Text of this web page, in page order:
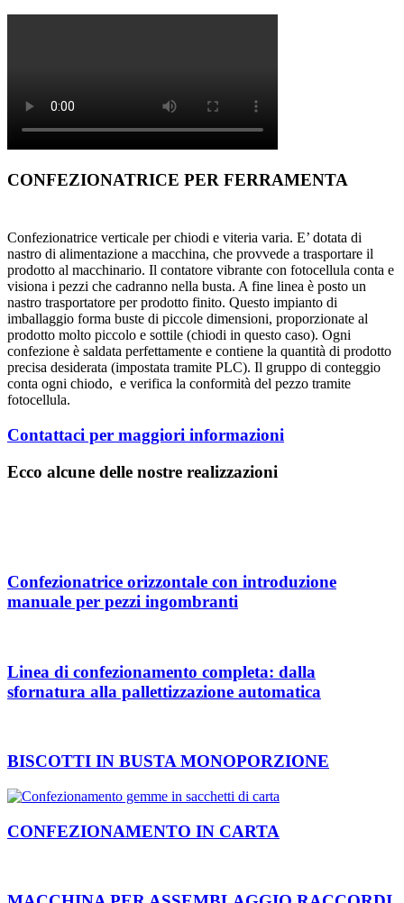
CONFEZIONATRICE PER FERRAMENTA
Confezionatrice verticale per chiodi e viteria varia. E’ dotata di
nastro di alimentazione a macchina, che provvede a trasportare il
prodotto al macchinario. Il contatore vibrante con fotocellula conta e
visiona i pezzi che cadranno nella busta. A fine linea è posto un
nastro trasportatore per prodotto finito. Questo impianto di
imballaggio forma buste di piccole dimensioni, proporzionate al
prodotto molto piccolo e sottile (chiodi in questo caso). Ogni
confezione è saldata perfettamente e contiene la quantità di prodotto
precisa desiderata (impostata tramite PLC). Il gruppo di conteggio
conta ogni chiodo, e verifica la conformità del pezzo tramite
fotocellula.
Contattaci per maggiori informazioni
Ecco alcune delle nostre realizzazioni
Confezionatrice orizzontale con introduzione
manuale per pezzi ingombranti
Linea di confezionamento completa: dalla
sfornatura alla pallettizzazione automatica
BISCOTTI IN BUSTA MONOPORZIONE
CONFEZIONAMENTO IN CARTA